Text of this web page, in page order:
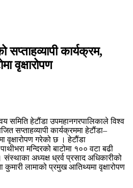
सप्ताहव्यापी कार्यक्रम,
वृक्षारोपण
समिति हेटौंडा उपमहानगरपालिकाले विश्व
सप्ताहव्यापी कार्यक्रममा हेटौंडा–
वृक्षारोपण गरेको छ । हेटौंडा
मन्दिरको बाटोमा १०० वटा बढी
संस्थाका अध्यक्ष ध्रर्व प्रसाद अधिकारीको
कुमारी लामाको प्रमुख आतिथ्यमा वृक्षारोपण